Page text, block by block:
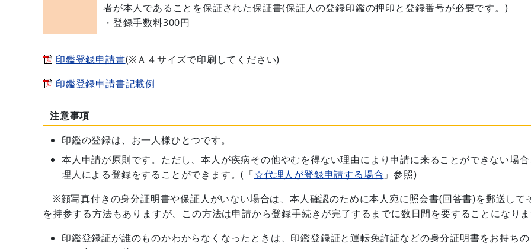
者が本人であることを保証された保証書(保証人の登録印鑑の押印と登録番号が必要です。)
・ 登録手数料300円
印鑑登録申請書(※Ａ４サイズで印刷してください)
印鑑登録申請書記載例
注意事項
印鑑の登録は、お一人様ひとつです。
本人申請が原則です。ただし、本人が疾病その他やむを得ない理由により申請に来ることができない場
理人による登録をすることができます。(「☆代理人が登録申請する場合 」参照)
※顔写真付きの身分証明書や保証人がいない場合は、本人確認のために本人宛に照会書(回答書)を郵送して
を持参する方法もありますが、この方法は申請から登録手続きが完了するまでに数日間を要することになり
印鑑登録証が誰のものかわからなくなったときは、印鑑登録証と運転免許証などの身分証明書をお持ち